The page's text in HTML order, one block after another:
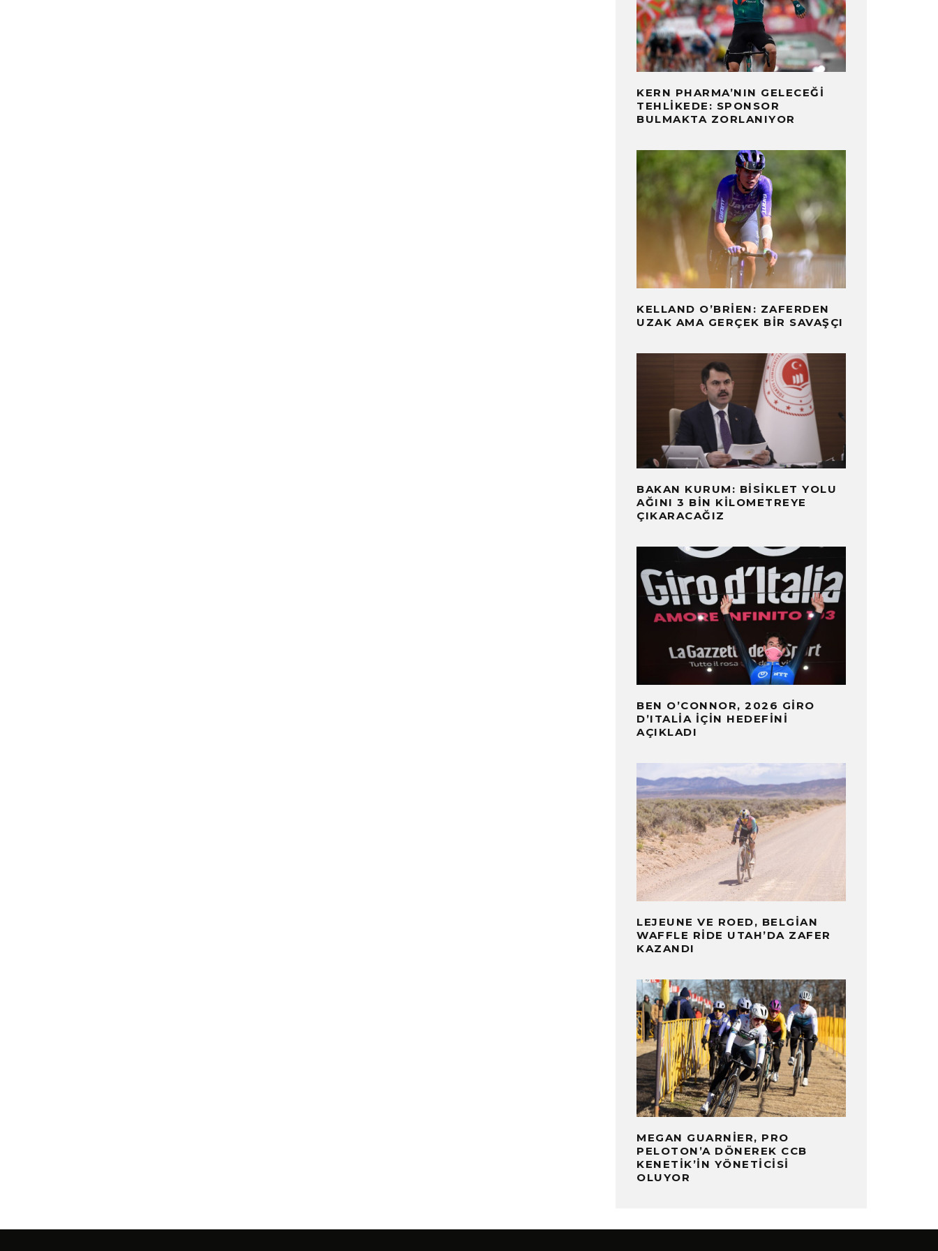
KERN PHARMA’NIN GELECEĞI
TEHLIKEDE: SPONSOR
BULMAKTA ZORLANIYOR
KELLAND O’BRIEN: ZAFERDEN
UZAK AMA GERÇEK BIR SAVAŞÇI
BAKAN KURUM: BISIKLET YOLU
AĞINI 3 BIN KILOMETREYE
ÇIKARACAĞIZ
BEN O’CONNOR, 2026 GIRO
D’ITALIA IÇIN HEDEFINI
AÇIKLADI
LEJEUNE VE ROED, BELGIAN
WAFFLE RIDE UTAH’DA ZAFER
KAZANDI
MEGAN GUARNIER, PRO
PELOTON’A DÖNEREK CCB
KENETIK’IN YÖNETICISI
OLUYOR